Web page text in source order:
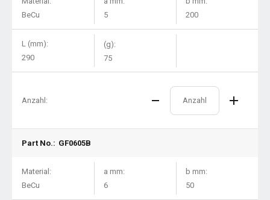
BeCu
5
200
L (mm):
290
(g):
75
Anzahl:
Part No.: GF0605B
Material:
BeCu
a mm:
6
b mm:
50